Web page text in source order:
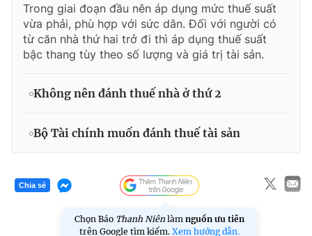
Trong giai đoạn đầu nên áp dụng mức thuế suất
vừa phải, phù hợp với sức dân. Đối với người có
từ căn nhà thứ hai trở đi thì áp dụng thuế suất
bậc thang tùy theo số lượng và giá trị tài sản.
Không nên đánh thuế nhà ở thứ 2
Bộ Tài chính muốn đánh thuế tài sản
Chia sẻ
Chọn Báo Thanh Niên làm nguồn ưu tiên
trên Google tìm kiếm. Xem hướng dẫn.